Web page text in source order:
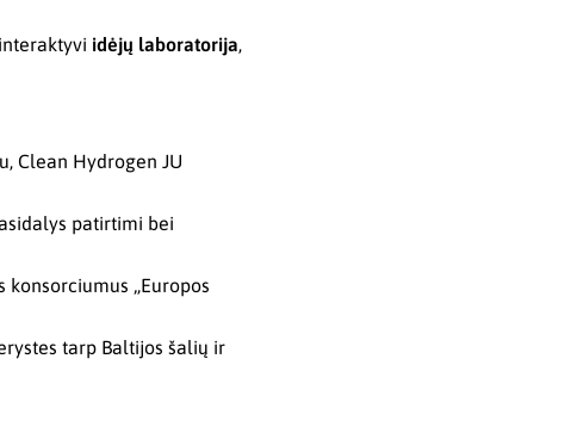
idėjų laboratorija,
Clean Hydrogen JU
patirtimi bei
„Europos
tarp Baltijos šalių ir